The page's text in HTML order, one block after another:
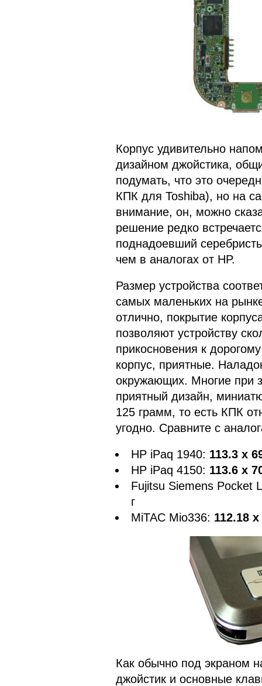
Корпус удивительно
дизайном джойстика,
подумать, что это
КПК для Toshiba), но на
внимание, он, можно
решение редко
поднадоевший
чем в аналогах от HP.
Размер устройства
самых маленьких на
отлично, покрытие
позволяют устройству
прикосновения к
корпус, приятные.
окружающих. Многие при
приятный дизайн,
125 грамм, то есть КПК
угодно. Сравните с
HP iPaq 1940: 113.3 x
HP iPaq 4150: 113.6 x
Fujitsu Siemens Pocket
г
MiTAC Mio336: 112.18
Как обычно под экраном
джойстик и основные